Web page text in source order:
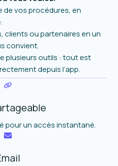
de vos procédures, en
clients ou partenaires en un
convient.
plusieurs outils : tout est
depuis l’app.
pour un accès instantané.